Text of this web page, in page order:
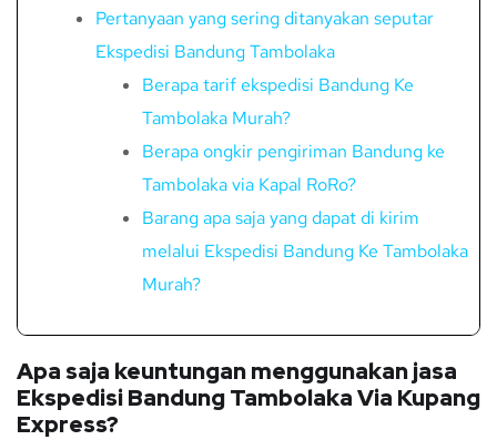
Pertanyaan yang sering ditanyakan seputar
Ekspedisi Bandung Tambolaka
Berapa tarif ekspedisi Bandung Ke
Tambolaka Murah?
Berapa ongkir pengiriman Bandung ke
Tambolaka via Kapal RoRo?
Barang apa saja yang dapat di kirim
melalui Ekspedisi Bandung Ke Tambolaka
Murah?
Apa saja keuntungan menggunakan jasa
Ekspedisi Bandung Tambolaka Via Kupang
Express?